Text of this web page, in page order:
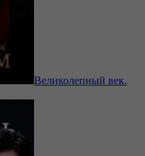
Великолепный век.